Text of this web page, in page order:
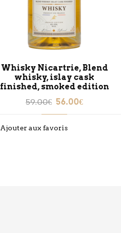
Whisky Nicartrie, Blend
whisky, islay cask
finished, smoked edition
59.00€ Le
prix
initial
56.00€Le
Ajouter aux favoris